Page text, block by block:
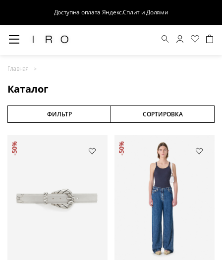
Доступна оплата Яндекс.Сплит и Долями
Главная
Каталог
Церемония
ФИЛЬТР СОРТИРОВКА
-50% -50%